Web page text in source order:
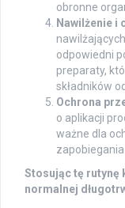
obronne
Nawilżenie i
odpowiedni
preparaty,
składników
Ochrona
o aplikacji
ważne dla
Stosując tę rutynę
normalnej